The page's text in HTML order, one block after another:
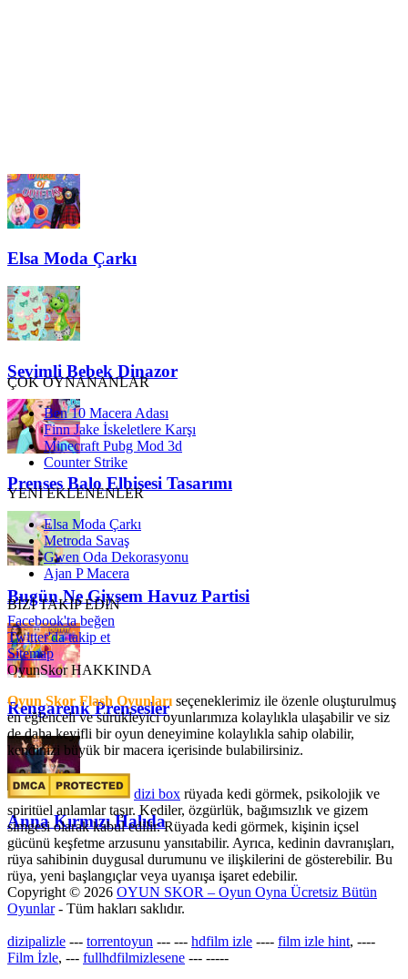
Elsa Moda Çarkı
Sevimli Bebek Dinazor
Prenses Balo Elbisesi Tasarımı
Bugün Ne Giysem Havuz Partisi
Rengarenk Prensesler
Anna Kırmızı Halıda
ÇOK OYNANANLAR
Ben 10 Macera Adası
Finn Jake İskeletlere Karşı
Minecraft Pubg Mod 3d
Counter Strike
YENİ EKLENENLER
Elsa Moda Çarkı
Metroda Savaş
Gwen Oda Dekorasyonu
Ajan P Macera
BİZİ TAKİP EDİN
Facebook'ta beğen
Twitter'da takip et
Sitemap
OyunSkor HAKKINDA
Oyun Skor Flash Oyunları seçeneklerimiz ile özenle oluşturulmuş
en eğlenceli ve sürükleyici oyunlarımıza kolaylıkla ulaşabilir ve siz
de daha keyifli bir oyun deneyimine kolaylıkla sahip olabilir,
kendinizi büyük bir macera içerisinde bulabilirsiniz.
dizi box rüyada kedi görmek​, psikolojik ve
spiritüel anlamlar taşır. Kediler, özgürlük, bağımsızlık ve gizem
simgesi olarak kabul edilir. Rüyada kedi görmek, kişinin içsel
gücünü keşfetme arzusunu yansıtabilir. Ayrıca, kedinin davranışları,
rüya sahibinin duygusal durumunu ve ilişkilerini de gösterebilir. Bu
rüya, yeni başlangıçlar veya uyanışa işaret edebilir.
Copyright © 2026 OYUN SKOR – Oyun Oyna Ücretsiz Bütün
Oyunlar- Tüm hakları saklıdır.
dizipalizle --- torrentoyun --- --- hdfilm izle ---- film izle hint, ----
Film İzle, --- fullhdfilmizlesene --- -----